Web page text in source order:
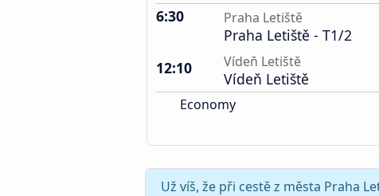
6:30 Praha Letiště
Praha Letiště - T1/2
12:10
Vídeň Letiště
Vídeň Letiště
Economy
Už víš, že při cestě z města Praha